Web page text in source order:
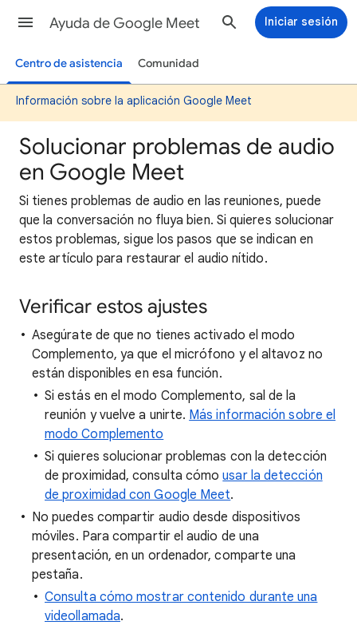
Ayuda de Google Meet Iniciar sesión
Centro de asistencia Comunidad
Información sobre la aplicación Google Meet
Solucionar problemas de audio
en Google Meet
Si tienes problemas de audio en las reuniones, puede
que la conversación no fluya bien. Si quieres solucionar
estos problemas, sigue los pasos que se indican en
este artículo para restaurar el audio nítido.
Verificar estos ajustes
Asegúrate de que no tienes activado el modo
Complemento, ya que el micrófono y el altavoz no
están disponibles en esa función.
Si estás en el modo Complemento, sal de la
reunión y vuelve a unirte. Más información sobre el
modo Complemento
Si quieres solucionar problemas con la detección
de proximidad, consulta cómousar la detección
de proximidad con Google Meet.
No puedes compartir audio desde dispositivos
móviles. Para compartir el audio de una
presentación, en un ordenador, comparte una
pestaña.
Consulta cómo mostrar contenido durante una
videollamada.